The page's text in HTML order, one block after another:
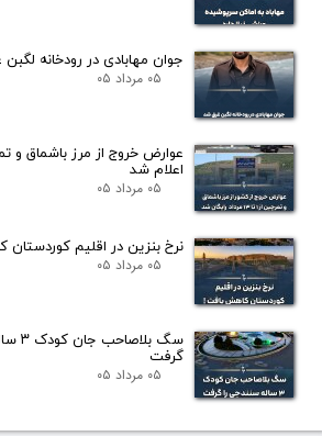
جوان مهابادی در رودخانه
۰۵ مرداد ۰۵
عوارض خروج از مرز باشماق و
اعلام شد
۰۵ مرداد ۰۵
نرخ بنزین در اقلیم
۰۵ مرداد ۰۵
سگ
گرفت
۰۵ مرداد ۰۵